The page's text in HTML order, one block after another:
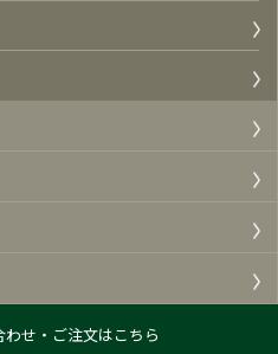
せ・ご注文はこちら